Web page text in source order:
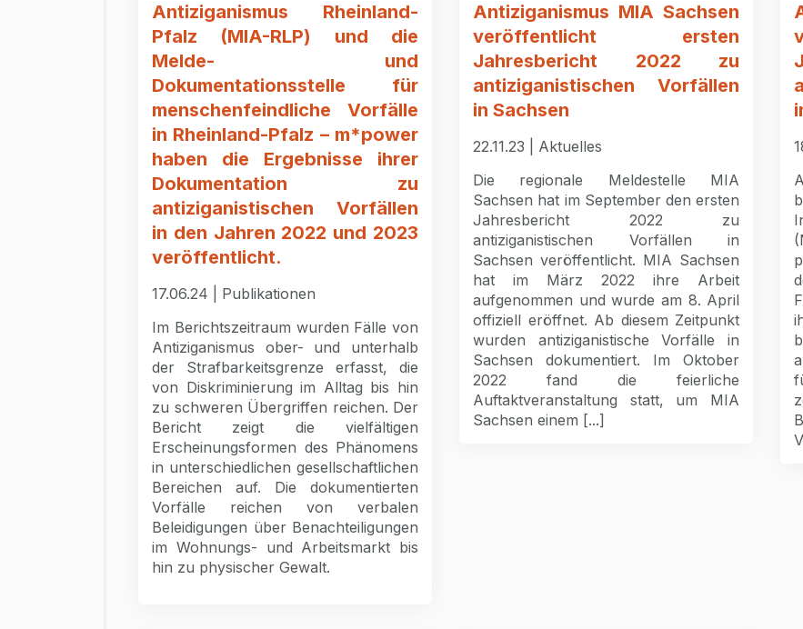
Antiziganismus Rheinland-
Pfalz (MIA-RLP) und die
Melde- und
Dokumentationsstelle für
menschenfeindliche Vorfälle
in Rheinland-Pfalz – m*power
haben die Ergebnisse ihrer
Dokumentation zu
antiziganistischen Vorfällen
in den Jahren 2022 und 2023
veröffentlicht.
17.06.24 | Publikationen
Im Berichtszeitraum wurden Fälle von
Antiziganismus ober- und unterhalb
der Strafbarkeitsgrenze erfasst, die
von Diskriminierung im Alltag bis hin
zu schweren Übergriffen reichen. Der
Bericht zeigt die vielfältigen
Erscheinungsformen des Phänomens
in unterschiedlichen gesellschaftlichen
Bereichen auf. Die dokumentierten
Vorfälle reichen von verbalen
Beleidigungen über Benachteiligungen
im Wohnungs- und Arbeitsmarkt bis
hin zu physischer Gewalt.
Antiziganismus MIA Sachsen
veröffentlicht ersten
Jahresbericht 2022 zu
antiziganistischen Vorfällen
in Sachsen
22.11.23 | Aktuelles
Die regionale Meldestelle MIA
Sachsen hat im September den ersten
Jahresbericht 2022 zu
antiziganistischen Vorfällen in
Sachsen veröffentlicht. MIA Sachsen
hat im März 2022 ihre Arbeit
aufgenommen und wurde am 8. April
offiziell eröffnet. Ab diesem Zeitpunkt
wurden antiziganistische Vorfälle in
Sachsen dokumentiert. Im Oktober
2022 fand die feierliche
Auftaktveranstaltung statt, um MIA
Sachsen einem [...]